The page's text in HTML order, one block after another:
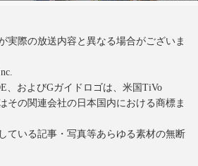
実際の放送内容と異なる場合がございま
、およびGガイドロゴは、米国TiVo
その関連会社の日本国内における商標ま
ている記事・写真等あらゆる素材の無断